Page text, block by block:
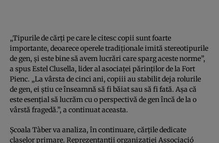
„Tipurile de cărţi pe care le citesc copii sunt foarte
importante, deoarece operele tradiţionale imită stereotipurile
de gen, şi este bine să avem lucrări care sparg aceste norme”,
a spus Estel Clusella, lider al asociaţei părinţilor de la Fort
Pienc. „La vârsta de cinci ani, copiii au stabilit deja rolurile
de gen, ei ştiu ce înseamnă să fi băiat sau să fi fată. Aşa că
este esenţial să lucrăm cu o perspectivă de gen încă de la o
vârstă fragedă.”, a continuat aceasta.
Şcoala Tàber va analiza, în continuare, cărţile dedicate
claselor primare. Reprezentanţii organizaţiei Associació